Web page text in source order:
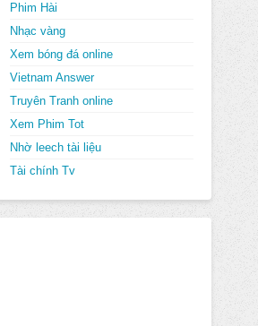
Phim Hài
Nhạc vàng
Xem bóng đá online
Vietnam Answer
Truyên Tranh online
Xem Phim Tot
Nhờ leech tài liệu
Tài chính Tv